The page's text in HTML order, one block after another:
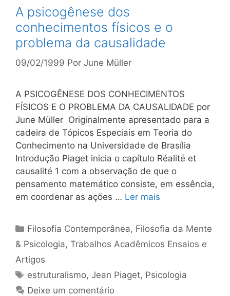
A psicogênese dos
conhecimentos físicos e o
problema da causalidade
09/02/1999 Por June Müller
A PSICOGÊNESE DOS CONHECIMENTOS
FÍSICOS E O PROBLEMA DA CAUSALIDADE por
June Müller Originalmente apresentado para a
cadeira de Tópicos Especiais em Teoria do
Conhecimento na Universidade de Brasília
Introdução Piaget inicia o capítulo Réalité et
causalité 1 com a observação de que o
pensamento matemático consiste, em essência,
em coordenar as ações … Ler mais
Categorias
Filosofia Contemporânea, Filosofia da Mente
& Psicologia, Trabalhos Acadêmicos Ensaios e
Artigos
Tags
estruturalismo,Jean Piaget, Psicologia
Deixe um comentário